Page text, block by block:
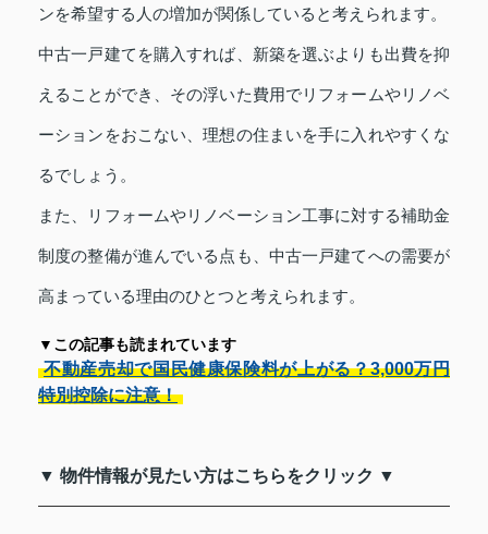
ンを希望する人の増加が関係していると考えられます。
中古一戸建てを購入すれば、新築を選ぶよりも出費を抑
えることができ、その浮いた費用でリフォームやリノベ
ーションをおこない、理想の住まいを手に入れやすくな
るでしょう。
また、リフォームやリノベーション工事に対する補助金
制度の整備が進んでいる点も、中古一戸建てへの需要が
高まっている理由のひとつと考えられます。
▼この記事も読まれています
不動産売却で国民健康保険料が上がる？3,000万円
特別控除に注意！
▼ 物件情報が見たい方はこちらをクリック ▼